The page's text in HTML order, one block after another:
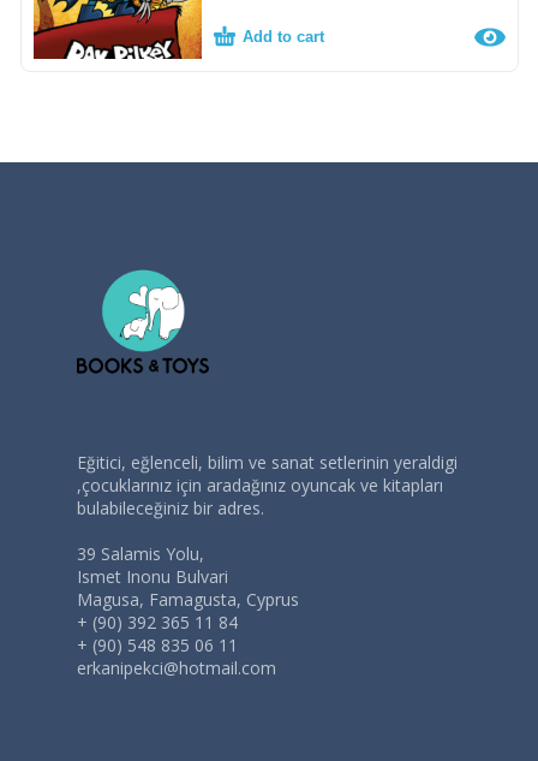
Add to cart
Eğitici, eğlenceli, bilim ve sanat setlerinin yeraldigi
,çocuklarınız için aradağınız oyuncak ve kitapları
bulabileceğiniz bir adres.
39 Salamis Yolu,
Ismet Inonu Bulvari
Magusa, Famagusta, Cyprus
+ (90) 392 365 11 84
+ (90) 548 835 06 11
erkanipekci@hotmail.com